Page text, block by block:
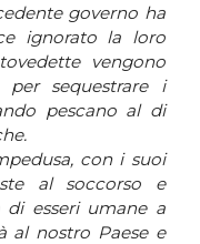
governo ha
ignorato la loro
vengono
per sequestrare i
pescano al di
con i suoi
al soccorso e
di esseri umane a
al nostro Paese e